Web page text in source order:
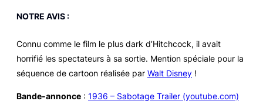
NOTRE AVIS :
Connu comme le film le plus dark d’Hitchcock, il avait
horrifié les spectateurs à sa sortie. Mention spéciale pour la
séquence de cartoon réalisée par Walt Disney !
Bande-annonce : 1936 – Sabotage Trailer (youtube.com)